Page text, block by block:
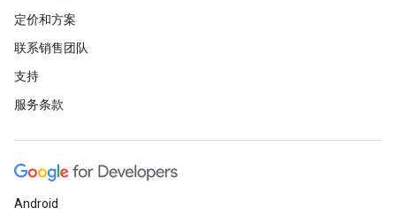
定价和方案
联系销售团队
支持
服务条款
Android